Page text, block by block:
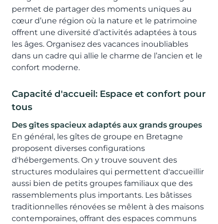
permet de partager des moments uniques au
cœur d’une région où la nature et le patrimoine
offrent une diversité d’activités adaptées à tous
les âges. Organisez des vacances inoubliables
dans un cadre qui allie le charme de l’ancien et le
confort moderne.
Capacité d'accueil: Espace et confort pour
tous
Des gîtes spacieux adaptés aux grands groupes
En général, les gîtes de groupe en Bretagne
proposent diverses configurations
d'hébergements. On y trouve souvent des
structures modulaires qui permettent d'accueillir
aussi bien de petits groupes familiaux que des
rassemblements plus importants. Les bâtisses
traditionnelles rénovées se mêlent à des maisons
contemporaines, offrant des espaces communs